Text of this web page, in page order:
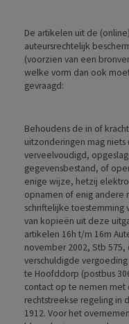
De artikelen uit de
auteursrechtelijk
(voorzien van een
welke vorm dan ook
gevraagd:
Behoudens de in of
uitzonderingen mag
verveelvoudigd,
gegevensbestand, of
enige wijze, hetzij
opnamen of enig andere
schriftelijke toestemming
van kopieën uit deze
artikelen 16h t/m 16m
november 2002, Stb
verschuldigde
te Hoofddorp (postbus
contact op te nemen
rechtstreekse regeling in
1912. Voor het